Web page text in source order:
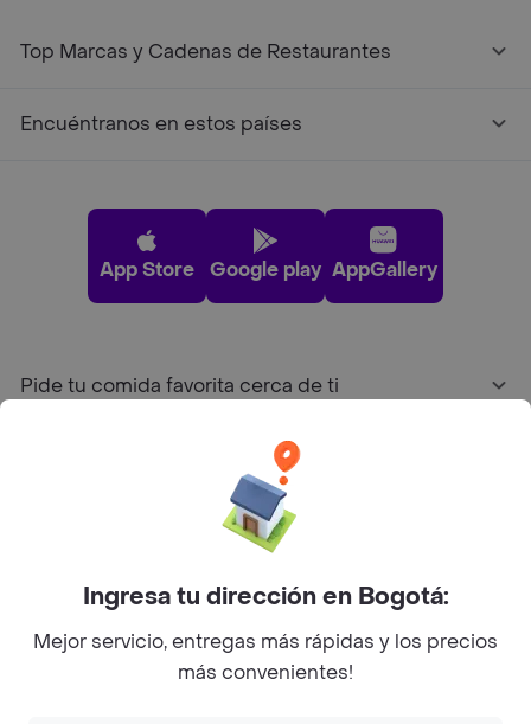
Top Marcas y Cadenas de Restaurantes
Encuéntranos en estos países
App Store Google play AppGallery
Pide tu comida favorita cerca de ti
Sobre Rappi
Facebook
Twitter
Instagram
Ingresa tu dirección en Bogotá:
Mejor servicio, entregas más rápidas y los precios
más convenientes!